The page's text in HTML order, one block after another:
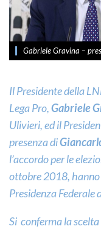
Gabriele Gravina –
Il Presidente della
Lega Pro,Gabriele
Ulivieri, ed il
presenza di
l’accordo per le
ottobre 2018,
Presidenza Federale
Si conferma la